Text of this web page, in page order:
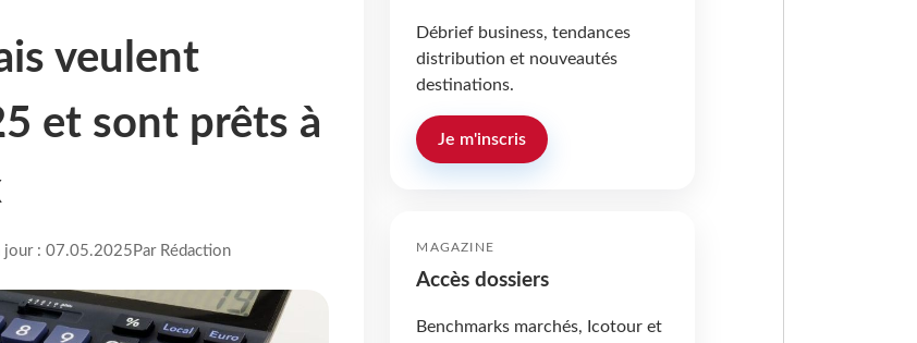
veulent
et sont prêts à
jour : 07.05.2025 Par Rédaction
Débrief business, tendances
distribution et nouveautés
destinations.
Je m'inscris
MAGAZINE
Accès dossiers
Benchmarks marchés, Icotour et